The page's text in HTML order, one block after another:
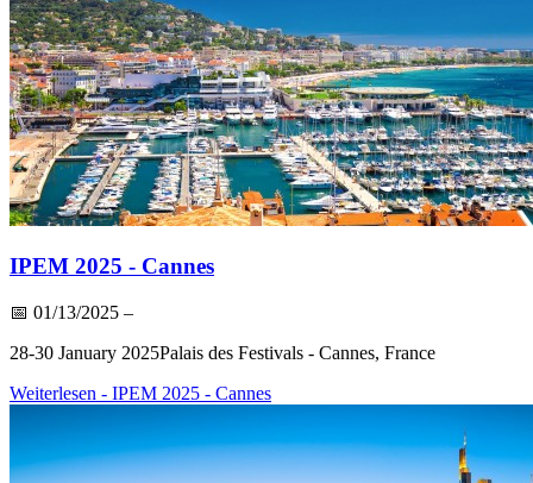
IPEM 2025 - Cannes
📅 01/13/2025 –
28-30 January 2025Palais des Festivals - Cannes, France
Weiterlesen - IPEM 2025 - Cannes